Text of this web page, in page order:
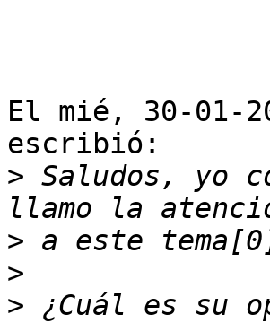
El mié, 30-01-
escribió:
> Saludos, yo
>
>
> ¿Cuál es su